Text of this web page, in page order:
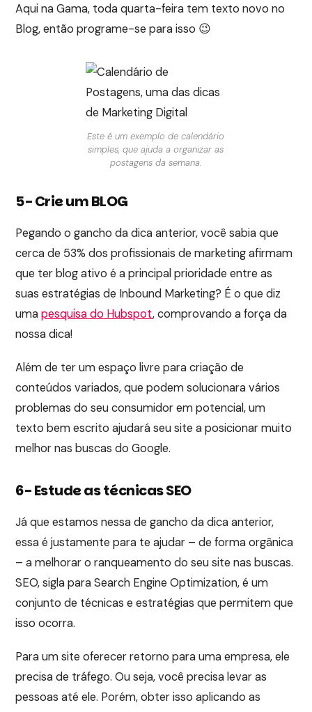
Aqui na Gama, toda quarta-feira tem texto novo no
Blog, então programe-se para isso 😉
Este é um exemplo de calendário
simples, que ajuda a organizar as
postagens da semana.
5- Crie um BLOG
Pegando o gancho da dica anterior, você sabia que
cerca de 53% dos profissionais de marketing afirmam
que ter blog ativo é a principal prioridade entre as
suas estratégias de Inbound Marketing? É o que diz
umapesquisa do Hubspot, comprovando a força da
nossa dica!
Além de ter um espaço livre para criação de
conteúdos variados, que podem solucionara vários
problemas do seu consumidor em potencial, um
texto bem escrito ajudará seu site a posicionar muito
melhor nas buscas do Google.
6- Estude as técnicas SEO
Já que estamos nessa de gancho da dica anterior,
essa é justamente para te ajudar – de forma orgânica
– a melhorar o ranqueamento do seu site nas buscas.
SEO, sigla para Search Engine Optimization, é um
conjunto de técnicas e estratégias que permitem que
isso ocorra.
Para um site oferecer retorno para uma empresa, ele
precisa de tráfego. Ou seja, você precisa levar as
pessoas até ele. Porém, obter isso aplicando as